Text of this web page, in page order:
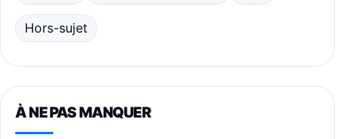
Hors-sujet
À NE PAS MANQUER